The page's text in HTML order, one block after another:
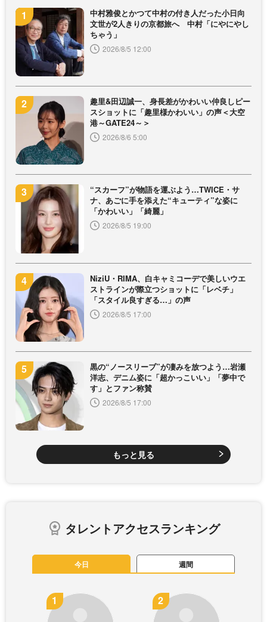
中村雅俊とかつて中村の付き人だった小日向
文世が2人きりの京都旅へ 中村「にやにやし
ちゃう」
2026/8/5 12:00
趣里&田辺誠一、身長差がかわいい仲良しピー
スショットに「趣里様かわいい」の声＜大空
港～GATE24～＞
2026/8/6 5:00
“スカーフ”が物語を運ぶよう…TWICE・サ
ナ、あごに手を添えた“キューティ”な姿に
「かわいい」「綺麗」
2026/8/5 19:00
NiziU・RIMA、白キャミコーデで美しいウエ
ストラインが際立つショットに「レベチ」
「スタイル良すぎる…」の声
2026/8/5 17:00
黒の“ノースリーブ”が凄みを放つよう…岩瀬
洋志、デニム姿に「超かっこいい」「夢中で
す」とファン称賛
2026/8/5 17:00
もっと見る
タレントアクセスランキング
今日 週間